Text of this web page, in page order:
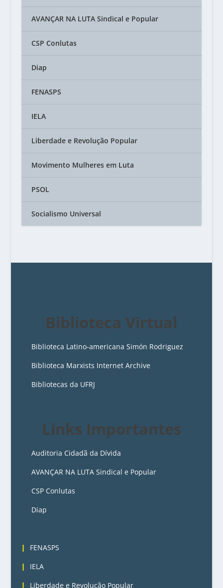
AVANÇAR NA LUTA Sindical e Popular
CSP Conlutas
Diap
FENASPS
IELA
Liberdade e Revolução Popular
Movimento Mulheres em Luta
PSOL
Socialismo Universal
Biblioteca Virtual
Biblioteca Latino-americana Simón Rodriguez
Biblioteca Marxists Internet Archive
Bibliotecas da UFRJ
Links Importantes
Auditoria Cidadã da Dívida
AVANÇAR NA LUTA Sindical e Popular
CSP Conlutas
Diap
FENASPS
IELA
Liberdade e Revolução Popular